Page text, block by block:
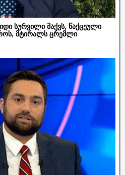
სურვილი მაქვს, წაქცეული
მტირალს ცრემლი